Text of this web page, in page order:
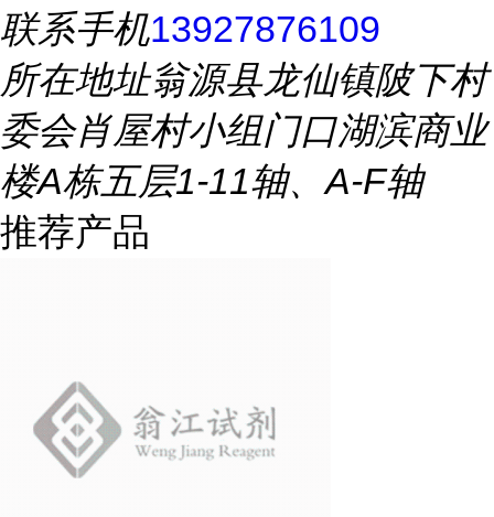
联系手机13927876109
所在地址翁源县龙仙镇陂下村
委会肖屋村小组门口湖滨商业
楼A栋五层1-11轴、A-F轴
推荐产品